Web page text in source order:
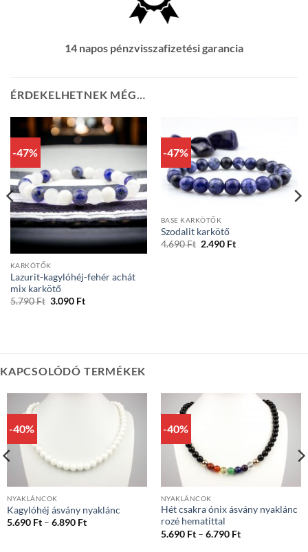
14 napos pénzvisszafizetési garancia
ÉRDEKELHETNEK MÉG…
-47%
KARKÖTŐK
Lazurit-kagylóhéj-fehér achát
mix karkötő
5.790Ft Original
3.090 FtCurrent
-47%
BASE KARKÖTŐK
Szodalit karkötő
4.690Ft Original
2.490 FtCurrent
KAPCSOLÓDÓ TERMÉKEK
-40%
NYAKLÁNCOK
Kagylóhéj ásvány nyaklánc
5.690 Ft – 6.890 FtÁrtartomány:
-40%
NYAKLÁNCOK
Hét csakra ónix ásvány nyaklánc
rozé hematittal
5.690 Ft – 6.790 FtÁrtartomány: